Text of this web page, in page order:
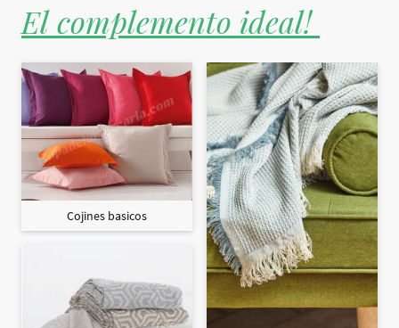
El complemento ideal!
Cojines basicos